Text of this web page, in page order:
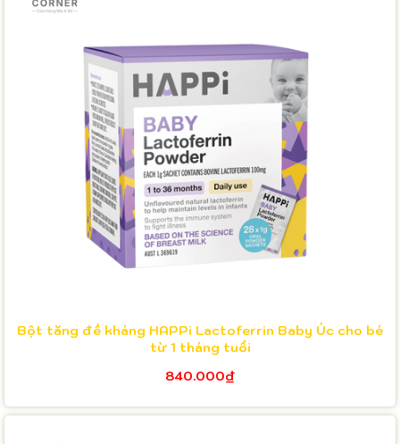
Bột tăng đề kháng HAPPi Lactoferrin Baby Úc cho bé
từ 1 tháng tuổi
840.000₫